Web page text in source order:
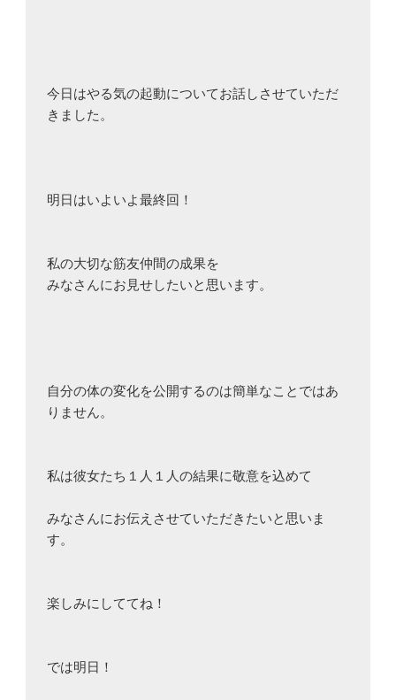
今日はやる気の起動についてお話しさせていただ
きました。
明日はいよいよ最終回！
私の大切な筋友仲間の成果を
みなさんにお見せしたいと思います。
自分の体の変化を公開するのは簡単なことではあ
りません。
私は彼女たち１人１人の結果に敬意を込めて
みなさんにお伝えさせていただきたいと思いま
す。
楽しみにしててね！